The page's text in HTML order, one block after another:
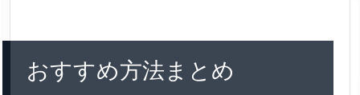
おすすめ方法まとめ